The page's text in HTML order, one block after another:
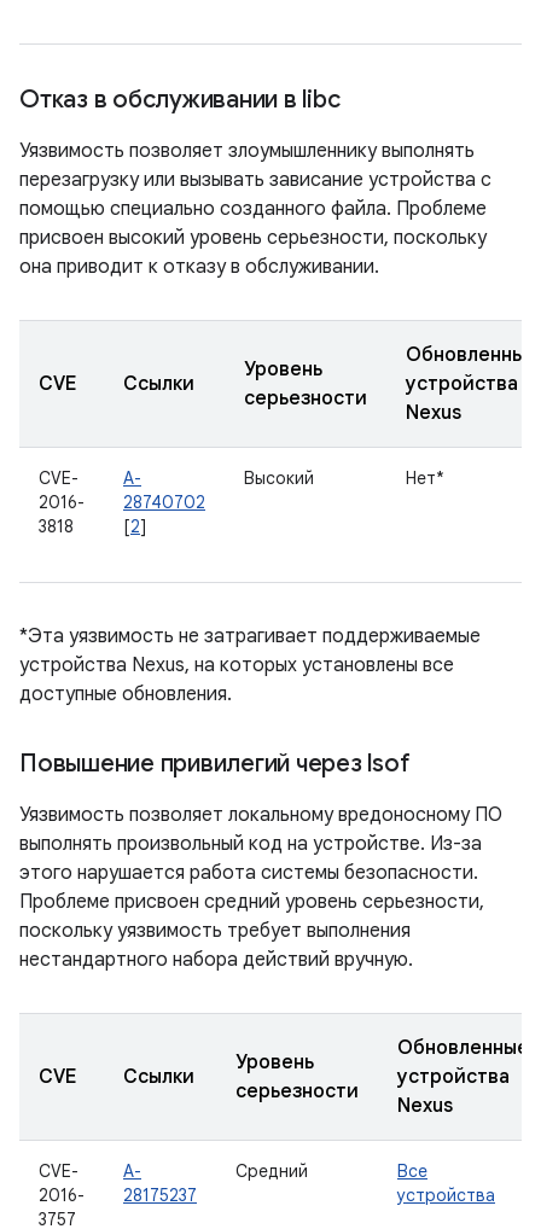
Отказ в обслуживании в libc
Уязвимость позволяет злоумышленнику выполнять
перезагрузку или вызывать зависание устройства с
помощью специально созданного файла. Проблеме
присвоен высокий уровень серьезности, поскольку
она приводит к отказу в обслуживании.
CVE Ссылки
Уровень
серьезности
Обновленные
устройства
Nexus
CVE-
2016-
3818
A-
28740702
[2]
Высокий Нет*
*Эта уязвимость не затрагивает поддерживаемые
устройства Nexus, на которых установлены все
доступные обновления.
Повышение привилегий через lsof
Уязвимость позволяет локальному вредоносному ПО
выполнять произвольный код на устройстве. Из-за
этого нарушается работа системы безопасности.
Проблеме присвоен средний уровень серьезности,
поскольку уязвимость требует выполнения
нестандартного набора действий вручную.
CVE Ссылки
Уровень
серьезности
Обновленные
устройства
Nexus
CVE-
2016-
3757
A-
28175237
Средний
Все
устройства